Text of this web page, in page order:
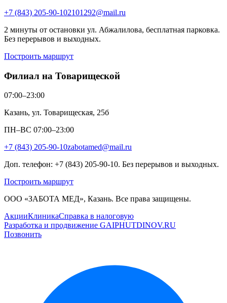
+7 (843) 205-90-102101292@mail.ru
2 минуты от остановки ул. Абжалилова, бесплатная парковка.
Без перерывов и выходных.
Построить маршрут
Филиал на Товарищеской
07:00–23:00
Казань, ул. Товарищеская, 25б
ПН–ВС 07:00–23:00
+7 (843) 205-90-10zabotamed@mail.ru
Доп. телефон: +7 (843) 205-90-10. Без перерывов и выходных.
Построить маршрут
ООО «ЗАБОТА МЕД», Казань. Все права защищены.
АкцииКлиникаСправка в налоговую
Разработка и продвижение GAIPHUTDINOV.RU
Позвонить